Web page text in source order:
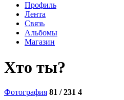
Профиль
Лента
Связь
Альбомы
Магазин
Хто ты?
Фотография 81 / 231 4